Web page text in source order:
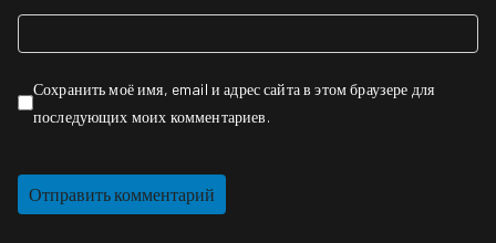
Сохранить моё имя, email и адрес сайта в этом браузере для
последующих моих комментариев.